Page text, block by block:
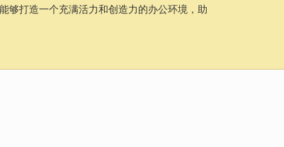
够打造一个充满活力和创造力的办公环境，助